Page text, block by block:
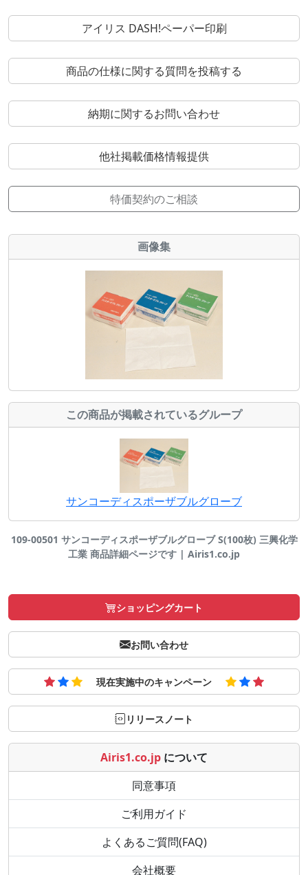
アイリス DASH!ペーパー印刷
商品の仕様に関する質問を投稿する
納期に関するお問い合わせ
他社掲載価格情報提供
特価契約のご相談
画像集
この商品が掲載されているグループ
サンコーディスポーザブルグローブ
109-00501 サンコーディスポーザブルグローブ S(100枚) 三興化学
工業 商品詳細ページです | Airis1.co.jp
ショッピングカート
お問い合わせ
現在実施中のキャンペーン
リリースノート
Airis1.co.jp について
同意事項
ご利用ガイド
よくあるご質問(FAQ)
会社概要